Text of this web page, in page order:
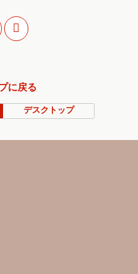
に戻る
デスクトップ